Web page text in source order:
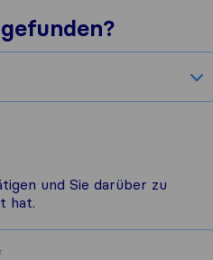
und Sie darüber zu
hat.